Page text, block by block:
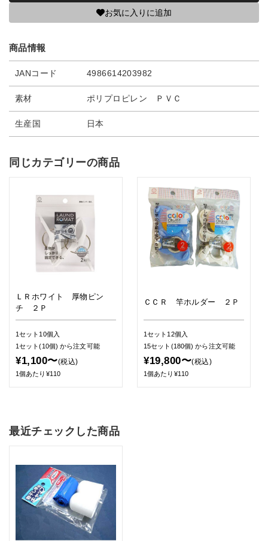
お気に入りに追加
商品情報
JANコード 4986614203982
素材 ポリプロピレン ＰＶＣ
生産国 日本
同じカテゴリーの商品
ＬＲホワイト 厚物ピン
チ ２Ｐ
1セット10個入
1セット(10個)から注文可能
¥1,100〜(税込)
1個あたり¥110
ＣＣＲ 竿ホルダー ２Ｐ
1セット12個入
15セット(180個)から注文可能
¥19,800〜(税込)
1個あたり¥110
最近チェックした商品